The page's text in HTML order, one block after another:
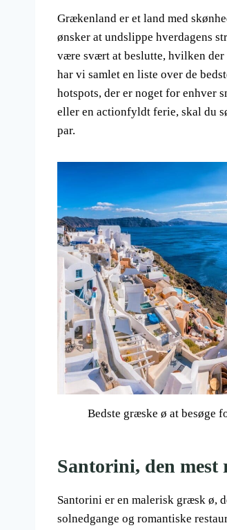
Grækenland er et land med
ønsker at undslippe hverdagens
være svært at beslutte, hvilken
har vi samlet en liste over de
hotspots, der er noget for enhver
eller en actionfyldt ferie, skal du
par.
Bedste græske ø at besøge
Santorini, den mest
Santorini er en malerisk græsk ø,
solnedgange og romantiske